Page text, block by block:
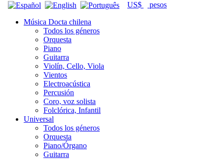
US$ pesos
Música Docta chilena
Todos los géneros
Orquesta
Piano
Guitarra
Violín, Cello, Viola
Vientos
Electroacústica
Percusión
Coro, voz solista
Folclórica, Infantil
Universal
Todos los géneros
Orquesta
Piano/Órgano
Guitarra